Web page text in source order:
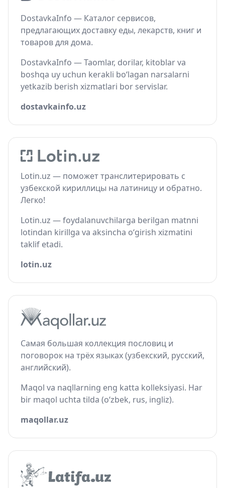
DostavkaInfo — Каталог сервисов,
предлагающих доставку еды, лекарств, книг и
товаров для дома.
DostavkaInfo — Taomlar, dorilar, kitoblar va
boshqa uy uchun kerakli bo‘lagan narsalarni
yetkazib berish xizmatlari bor servislar.
dostavkainfo.uz
Lotin.uz — поможет транслитерировать с
узбекской кириллицы на латиницу и обратно.
Легко!
Lotin.uz — foydalanuvchilarga berilgan matnni
lotindan kirillga va aksincha o‘girish xizmatini
taklif etadi.
lotin.uz
Самая большая коллекция пословиц и
поговорок на трёх языках (узбекский, русский,
английский).
Maqol va naqllarning eng katta kolleksiyasi. Har
bir maqol uchta tilda (o‘zbek, rus, ingliz).
maqollar.uz